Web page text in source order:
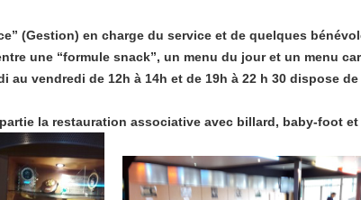
(Gestion) en charge du service et de quelques
une “formule snack”, un menu du jour et un menu
vendredi de 12h à 14h et de 19h à 22 h 30 dispose
la restauration associative avec billard, baby-foot et